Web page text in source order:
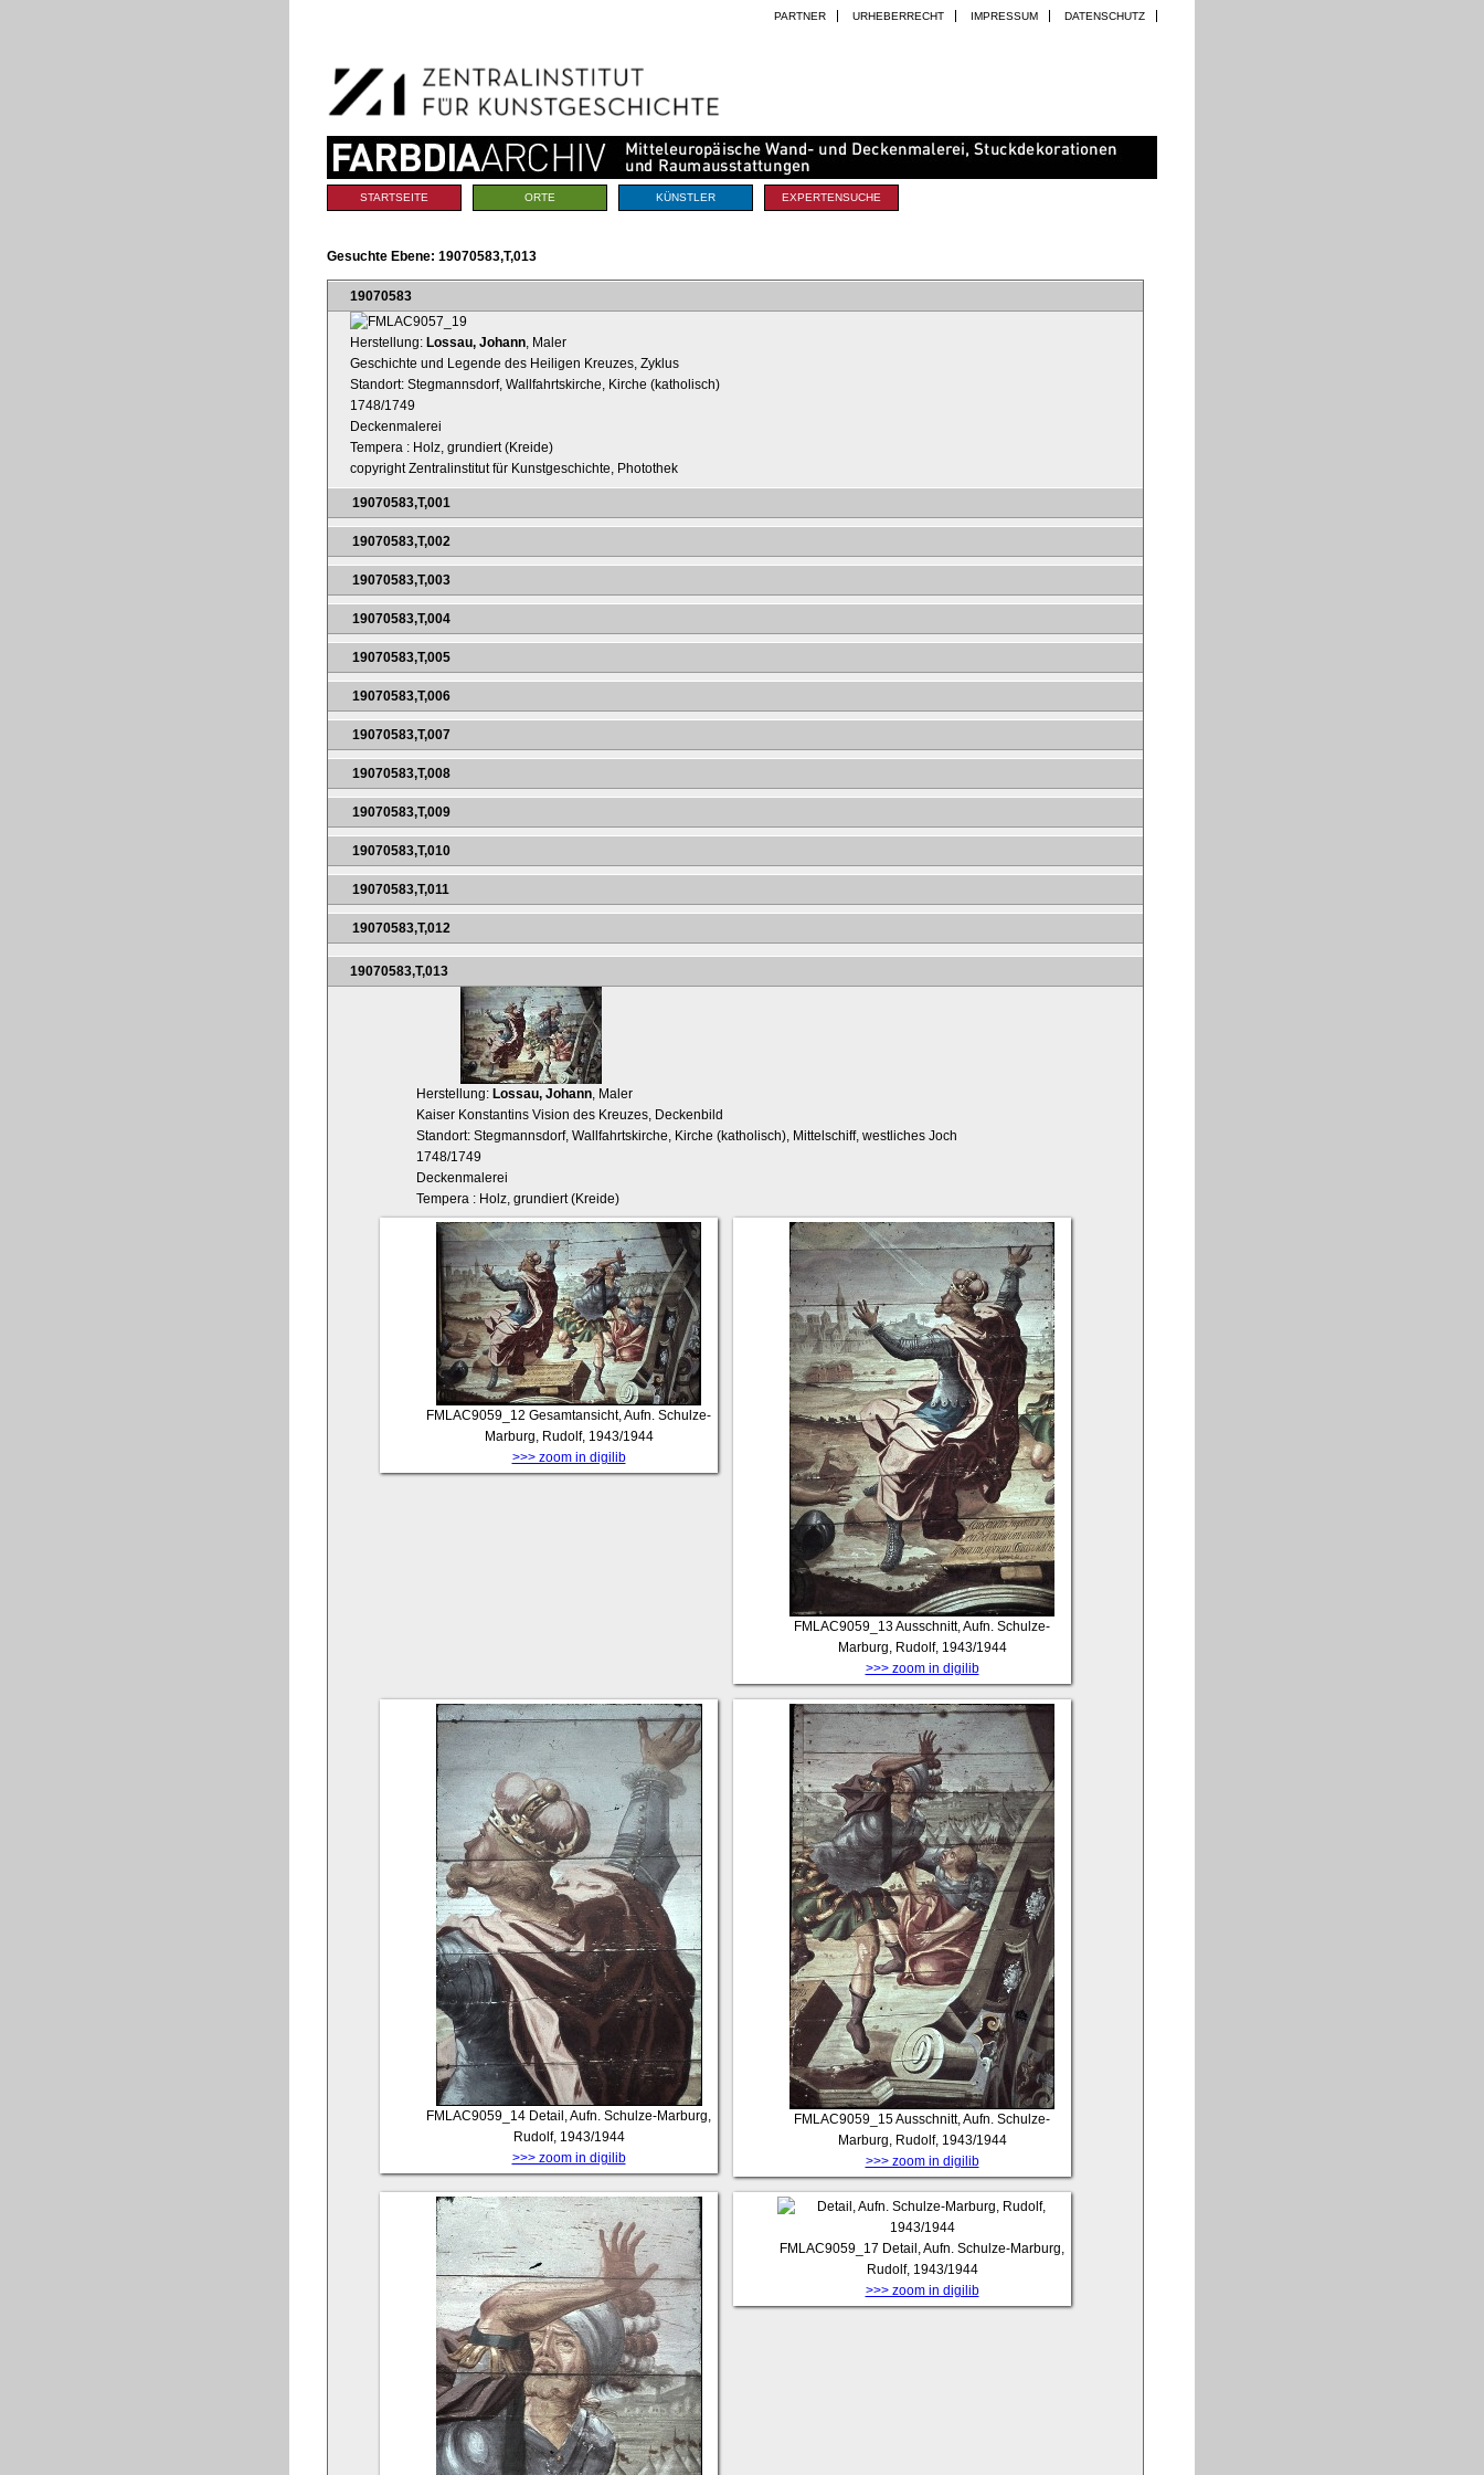
Navigation
PARTNER URHEBERRECHT IMPRESSUM DATENSCHUTZ
Sektionen
STARTSEITE ORTE KÜNSTLER EXPERTENSUCHE
Gesuchte Ebene: 19070583,T,013
19070583
Herstellung: Lossau, Johann , Maler
Geschichte und Legende des Heiligen Kreuzes, Zyklus
Standort: Stegmannsdorf, Wallfahrtskirche, Kirche (katholisch)
1748/1749
Deckenmalerei
Tempera : Holz, grundiert (Kreide)
copyright Zentralinstitut für Kunstgeschichte, Photothek
19070583,T,001
19070583,T,002
19070583,T,003
19070583,T,004
19070583,T,005
19070583,T,006
19070583,T,007
19070583,T,008
19070583,T,009
19070583,T,010
19070583,T,011
19070583,T,012
19070583,T,013
Herstellung: Lossau, Johann, Maler
Kaiser Konstantins Vision des Kreuzes, Deckenbild
Standort: Stegmannsdorf, Wallfahrtskirche, Kirche (katholisch), Mittelschiff, westliches Joch
1748/1749
Deckenmalerei
Tempera : Holz, grundiert (Kreide)
FMLAC9059_12 Gesamtansicht, Aufn. Schulze-
Marburg, Rudolf, 1943/1944
>>> zoom in digilib
FMLAC9059_13Ausschnitt, Aufn. Schulze-
Marburg, Rudolf, 1943/1944
>>> zoom in digilib
FMLAC9059_14 Detail, Aufn. Schulze-Marburg,
Rudolf, 1943/1944
>>> zoom in digilib
FMLAC9059_15Ausschnitt, Aufn. Schulze-
Marburg, Rudolf, 1943/1944
>>> zoom in digilib
FMLAC9059_17 Detail, Aufn. Schulze-Marburg,
Rudolf, 1943/1944
>>> zoom in digilib